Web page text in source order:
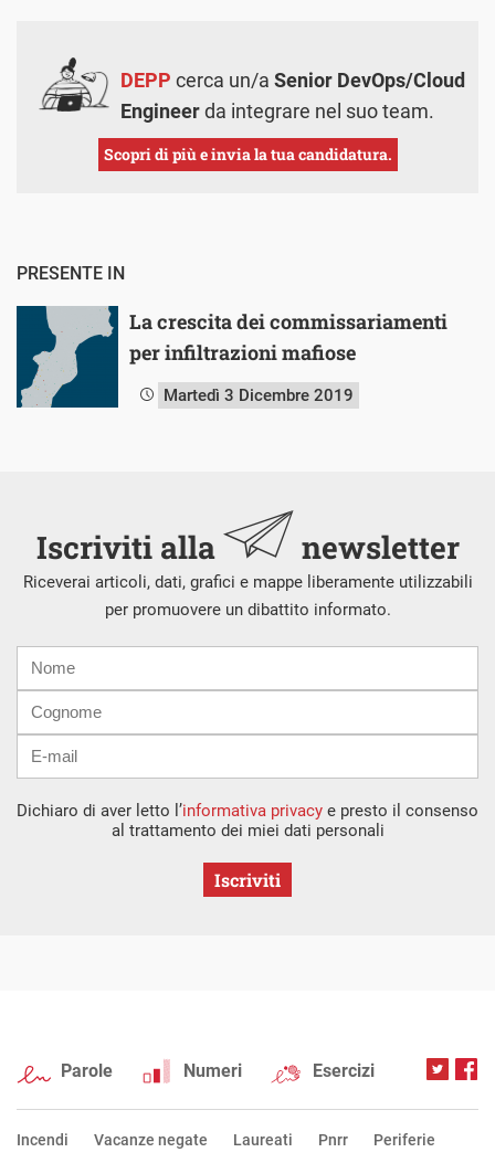
DEPP cerca un/a Senior DevOps/Cloud
Engineerda integrare nel suo team.
Scopri di più e invia la tua candidatura.
PRESENTE IN
La crescita dei commissariamenti
per infiltrazioni mafiose
Martedì 3 Dicembre 2019
Iscriviti alla newsletter
Riceverai articoli, dati, grafici e mappe liberamente utilizzabili
per promuovere un dibattito informato.
mail
Dichiaro di aver letto l’informativa privacy e presto il consenso
al trattamento dei miei dati personali
Iscriviti
Parole Numeri Esercizi
Incendi Vacanze negate Laureati Pnrr Periferie